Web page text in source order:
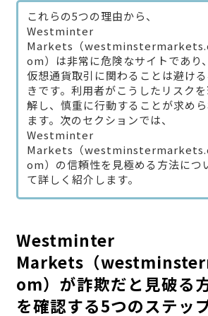
これらの5つの理由から、
Westminter
Markets（
om）は非常に危険なサイトであり、
仮想通貨取引に関わることは避け
きです。利用者がこうしたリスク
解し、慎重に行動することが求め
ます。次のセクションでは、
Westminter
Markets（
om）の信頼性を見極める方法につ
て詳しく紹介します。
Westminter
Markets（
om）が詐欺だと見破る
を確認する5つのステッ